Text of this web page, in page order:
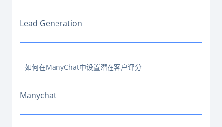
Lead Generation
如何在ManyChat中设置潜在客户评分
Manychat